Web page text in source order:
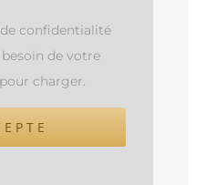
confidentialité
de votre
charger.